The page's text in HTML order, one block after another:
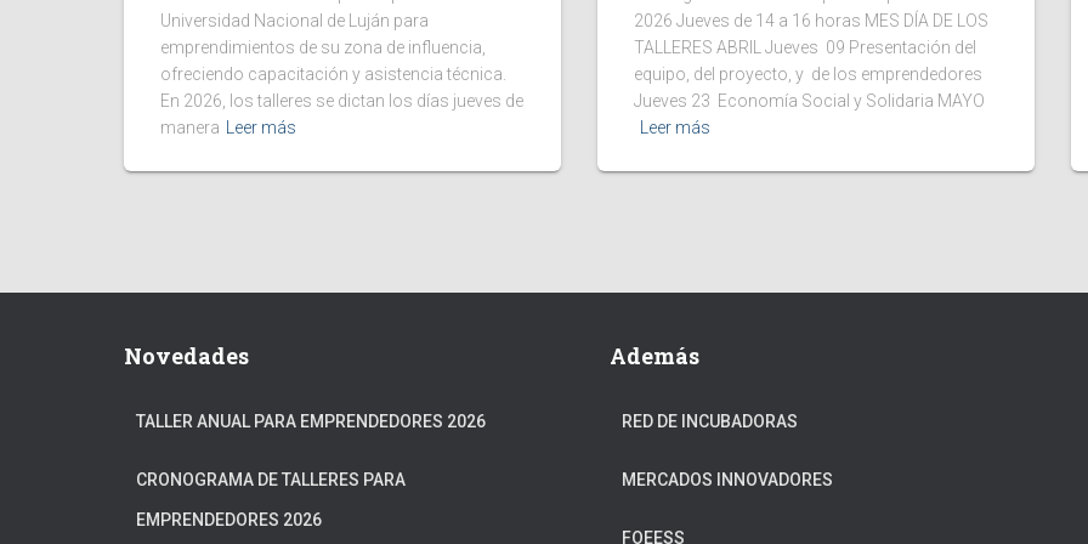
Universidad Nacional de Luján para
emprendimientos de su zona de influencia,
ofreciendo capacitación y asistencia técnica.
En 2026, los talleres se dictan los días jueves de
manera
Leer más
2026 Jueves de 14 a 16 horas MES DÍA DE LOS
TALLERES ABRIL Jueves 09 Presentación del
equipo, del proyecto, y de los emprendedores
Jueves 23 Economía Social y Solidaria MAYO
Leer más
Novedades
TALLER ANUAL PARA EMPRENDEDORES 2026
CRONOGRAMA DE TALLERES PARA
EMPRENDEDORES 2026
Además
RED DE INCUBADORAS
MERCADOS INNOVADORES
FOEESS